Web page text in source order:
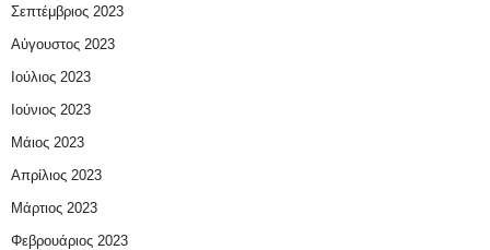
Σεπτέμβριος 2023
Αύγουστος 2023
Ιούλιος 2023
Ιούνιος 2023
Μάιος 2023
Απρίλιος 2023
Μάρτιος 2023
Φεβρουάριος 2023